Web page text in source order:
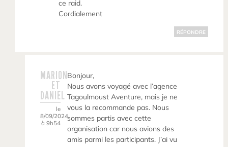
ce raid.
Cordialement
RÉPONDRE
MARION
ET
DANIEL
le
8/09/2024
à 9h54
Bonjour,
Nous avons voyagé avec l’agence
Tagoulmoust Aventure, mais je ne
vous la recommande pas. Nous
sommes partis avec cette
organisation car nous avions des
amis parmi les participants. J’ai vu